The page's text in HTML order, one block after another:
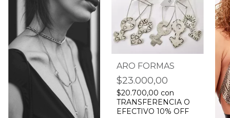
ARO FORMAS
$23.000,00
$20.700,00 con
TRANSFERENCIA O
EFECTIVO 10% OFF